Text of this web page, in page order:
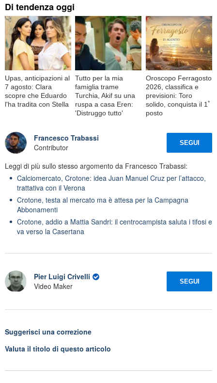
Di tendenza oggi
Upas, anticipazioni al
7 agosto: Clara
scopre che Eduardo
l'ha tradita con Stella
Tutto per la mia
famiglia trame
Turchia, Akif su una
ruspa a casa Eren:
'Distruggo tutto'
Oroscopo Ferragosto
2026, classifica e
previsioni: Toro
solido, conquista il 1ﾟ
posto
Francesco Trabassi
Contributor
SEGUI
Leggi di più sullo stesso argomento da Francesco Trabassi:
Calciomercato, Crotone: idea Juan Manuel Cruz per l’attacco,
trattativa con il Verona
Crotone, testa al mercato ma è attesa per la Campagna
Abbonamenti
Crotone, addio a Mattia Sandri: il centrocampista saluta i tifosi e
va verso la Casertana
Pier Luigi Crivelli
Video Maker
SEGUI
Suggerisci una correzione
Valuta il titolo di questo articolo